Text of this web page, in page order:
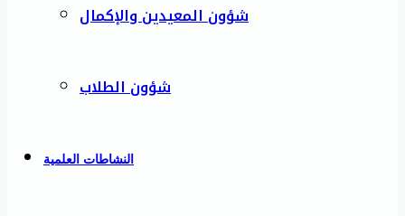
شؤون المعيدين والإكمال
شؤون الطلاب
النشاطات العلمية